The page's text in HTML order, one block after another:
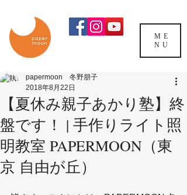
ME
NU
【夏休み親子あかり塾】終
盤です！ | 手作りライト照
明教室 PAPERMOON（東
京 自由が丘）
papermoon 冬野朋子
2018年8月22日